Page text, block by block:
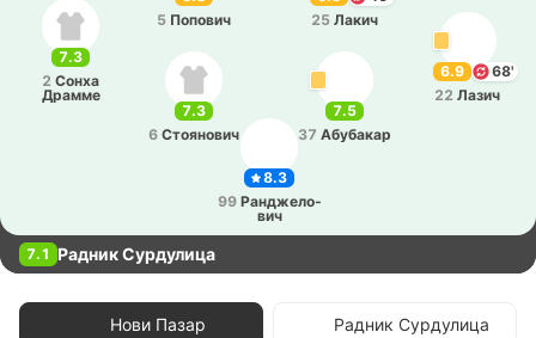
8.3
99 Ра­ндже­ло­
вич
6.9
68'
22 Лазич
7.5
37 Абу­ба­кар
7.3
6 Стоя­но­вич
7.3
2 Сонха
Драмме
5 По­по­вич
25 Лакич
7.1 Радник Сурдулица
Нови Пазар Радник Сурдулица